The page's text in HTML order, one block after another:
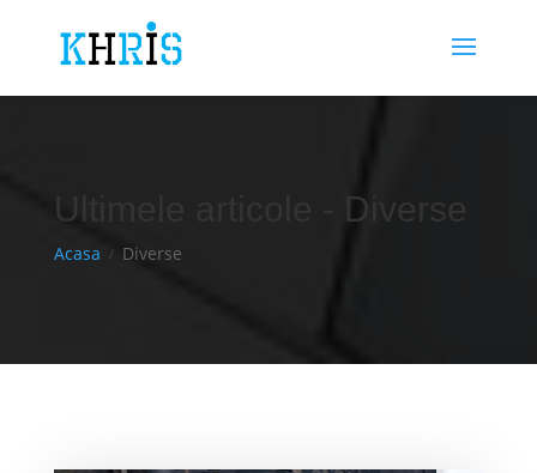
Ultimele articole - Diverse
Acasa Diverse